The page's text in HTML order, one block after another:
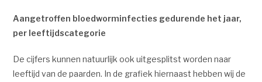
Aangetroffen bloedworminfecties gedurende het jaar,
per leeftijdscategorie
De cijfers kunnen natuurlijk ook uitgesplitst worden naar
leeftijd van de paarden. In de grafiek hiernaast hebben wij de